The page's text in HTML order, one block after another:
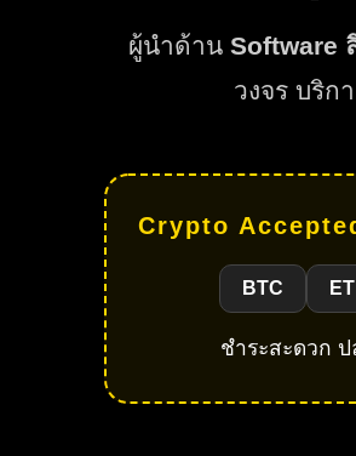
ผู้นำด้าน Software
วงจร บริก
Crypto
BTC
ชำระสะดวก